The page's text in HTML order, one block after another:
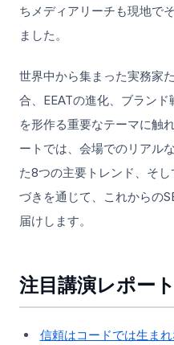
ちメディアリーチも現地で
ました。
世界中から集まった実務家
合、EEATの進化、ブラン
を形作る重要なテーマに触
ートでは、会場でのリアル
た8つの主要トレンド、そ
づきを通じて、これからの
届けします。
注目講演レポート
信頼はコードでは生ま